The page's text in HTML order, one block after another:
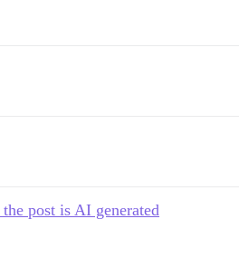
post is AI generated